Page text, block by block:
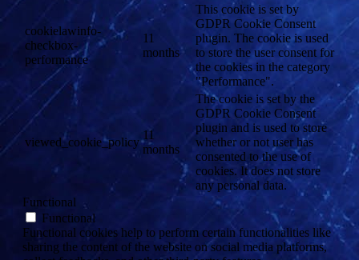
cookielawinfo-
checkbox-
performance
11
months
This cookie is set by
GDPR Cookie Consent
plugin. The cookie is used
to store the user consent for
the cookies in the category
"Performance".
viewed_cookie_policy
11
months
The cookie is set by the
GDPR Cookie Consent
plugin and is used to store
whether or not user has
consented to the use of
cookies. It does not store
any personal data.
Functional
Functional
Functional cookies help to perform certain functionalities like
sharing the content of the website on social media platforms,